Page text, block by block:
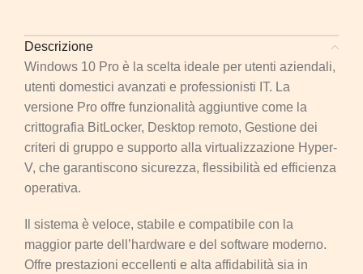
Descrizione
Windows 10 Pro è la scelta ideale per utenti aziendali,
utenti domestici avanzati e professionisti IT. La
versione Pro offre funzionalità aggiuntive come la
crittografia BitLocker, Desktop remoto, Gestione dei
criteri di gruppo e supporto alla virtualizzazione Hyper-
V, che garantiscono sicurezza, flessibilità ed efficienza
operativa.
Il sistema è veloce, stabile e compatibile con la
maggior parte dell’hardware e del software moderno.
Offre prestazioni eccellenti e alta affidabilità sia in